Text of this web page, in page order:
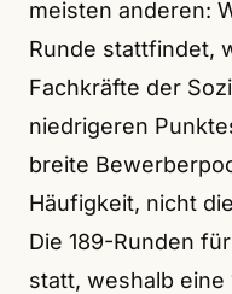
meisten anderen:
Runde stattfindet,
Fachkräfte der
niedrigeren
breite
Häufigkeit, nicht
Die 189-Runden
statt, weshalb eine